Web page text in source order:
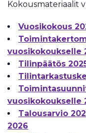
Kokousmateriaalit
Vuosikokous
vuosikokoukselle
Tilinpäätös
vuosikokoukselle
Talousarvio
2026